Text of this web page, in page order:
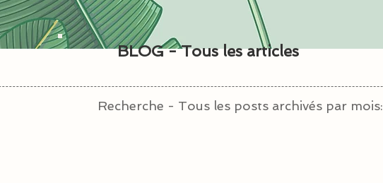
BLOG - Tous les articles
Recherche - Tous les posts archivés par mois: